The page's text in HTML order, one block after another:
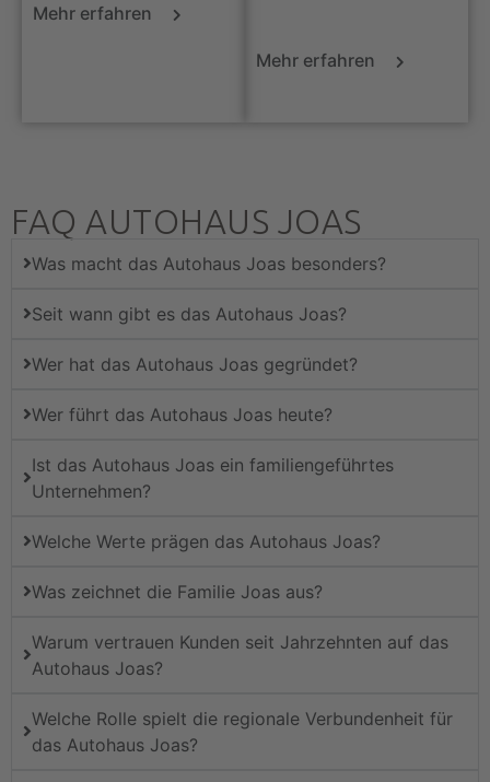
Mehr erfahren
Mehr erfahren
FAQ AUTOHAUS JOAS
Was macht das Autohaus Joas besonders?
Seit wann gibt es das Autohaus Joas?
Wer hat das Autohaus Joas gegründet?
Wer führt das Autohaus Joas heute?
Ist das Autohaus Joas ein familiengeführtes
Unternehmen?
Welche Werte prägen das Autohaus Joas?
Was zeichnet die Familie Joas aus?
Warum vertrauen Kunden seit Jahrzehnten auf das
Autohaus Joas?
Welche Rolle spielt die regionale Verbundenheit für
das Autohaus Joas?